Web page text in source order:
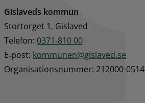
Gislaveds kommun
Stortorget 1, Gislaved
Telefon: 0371-810 00
E‑post: kommunen@gislaved.se
Organisationsnummer: 212000-0514